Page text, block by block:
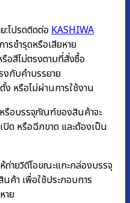
:โปรดติดต่อ KASHIWA
ชํารุดหรือเสียหาย
อสีไม่ตรงตามที่สั่งซื้อ
กับคำบรรยาย
หรือไม่ผ่านการใช้งาน
รือบรรจุภัณฑ์ของสินค้าจะ
ด หรือฉีกขาด และต้องเป็น
ถ่ายวิดีโอขณะแกะกล่องบรรจุ
า เพื่อใช้ประกอบการ
าย